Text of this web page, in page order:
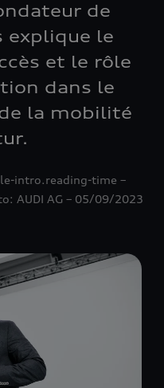
de
explique le
et le rôle
dans le
la mobilité
intro.reading-time –
AUDI AG – 05/09/2023